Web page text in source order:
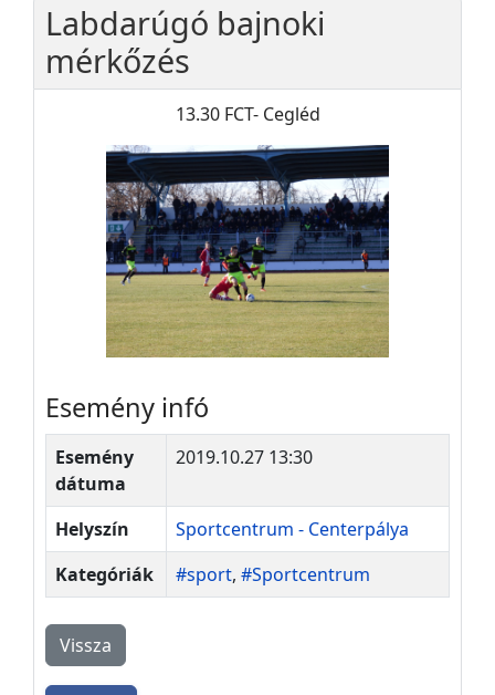
Labdarúgó bajnoki
mérkőzés
13.30 FCT- Cegléd
Esemény infó
Esemény
dátuma
2019.10.27 13:30
Helyszín
Sportcentrum - Centerpálya
Kategóriák
#sport, #Sportcentrum
Vissza